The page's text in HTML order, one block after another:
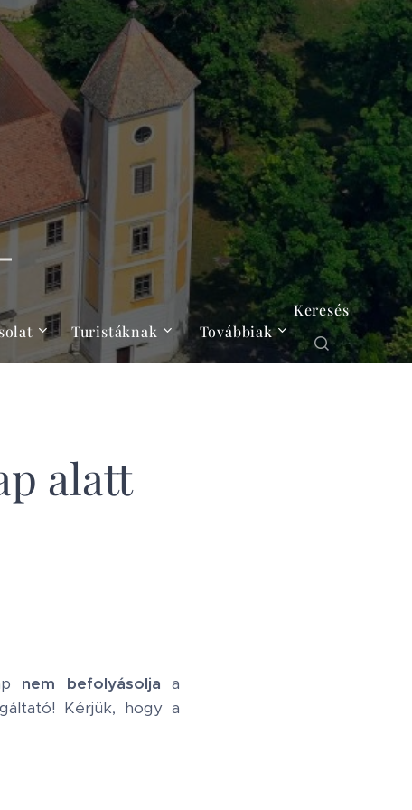
Turistáknak Továbbiak
Keresés
alatt
nem befolyásolja a
Kérjük, hogy a